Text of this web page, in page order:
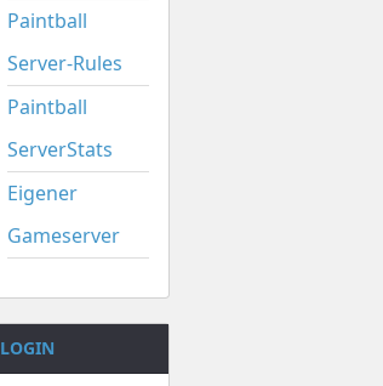
Paintball
Server-Rules
Paintball
ServerStats
Eigener
Gameserver
LOGIN